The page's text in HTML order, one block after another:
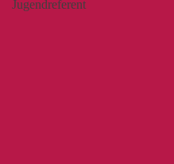
Jugendreferent